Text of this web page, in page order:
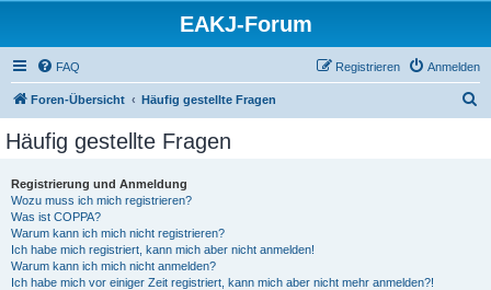
EAKJ-Forum
FAQ Anmelden
Registrieren
Foren-Übersicht Häufig gestellte Fragen
Häufig gestellte Fragen
Registrierung und Anmeldung
Wozu muss ich mich registrieren?
Was ist COPPA?
Warum kann ich mich nicht registrieren?
Ich habe mich registriert, kann mich aber nicht anmelden!
Warum kann ich mich nicht anmelden?
Ich habe mich vor einiger Zeit registriert, kann mich aber nicht mehr anmelden?!